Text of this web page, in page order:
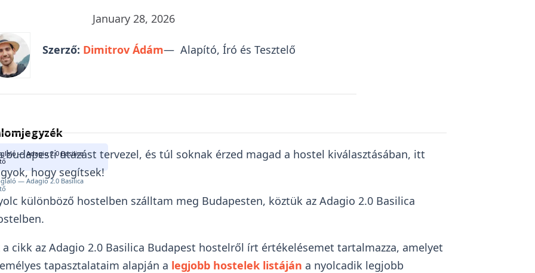
January 28, 2026
Szerző: Dimitrov Ádám— Alapító, Író és Tesztelő
— Adagio 2.0 Basilica
— Adagio 2.0 Basilica
budapesti utazást tervezel, és túl soknak érzed magad a hostel kiválasztásában, itt
hogy segítsek!
különböző hostelben szálltam meg Budapesten, köztük az Adagio 2.0 Basilica
a cikk az Adagio 2.0 Basilica Budapest hostelről írt értékelésemet tartalmazza, amelyet
tapasztalataim alapján a legjobb hostelek listáján a nyolcadik legjobb